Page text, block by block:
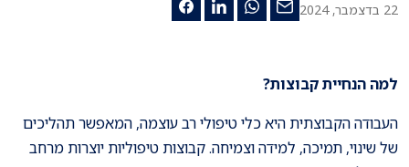
22 בדצמבר, 2024
למה הנחיית קבוצות?
העבודה הקבוצתית היא כלי טיפולי רב עוצמה, המאפשר תהליכים
של שינוי, תמיכה, למידה וצמיחה. קבוצות טיפוליות יוצרות מרחב